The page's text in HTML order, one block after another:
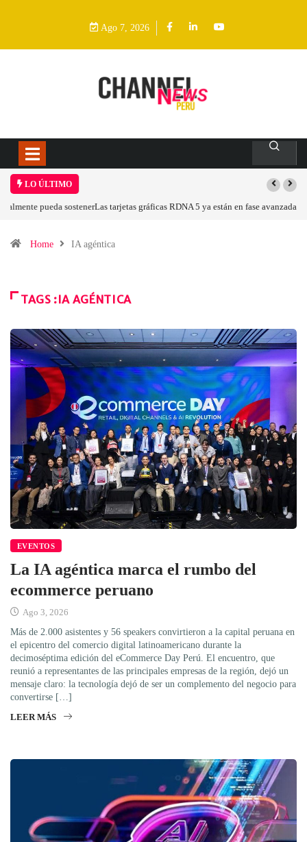
Ago 7, 2026
LO ÚLTIMO
Las tarjetas gráficas RDNA 5 ya están en fase avanzada de desarrollo
Home IA agéntica
TAGS :IA AGÉNTICA
EVENTOS
La IA agéntica marca el rumbo del
ecommerce peruano
Ago 3, 2026
Más de 2.000 asistentes y 56 speakers convirtieron a la capital peruana en
el epicentro del comercio digital latinoamericano durante la
decimoséptima edición del eCommerce Day Perú. El encuentro, que
reunió a representantes de las principales empresas de la región, dejó un
mensaje claro: la tecnología dejó de ser un complemento del negocio para
convertirse […]
LEER MÁS